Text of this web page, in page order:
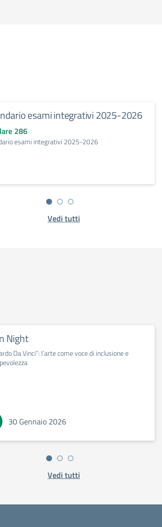
esami integrativi 2025-2026
286
esami integrativi 2025-2026
Vedi tutti
Night
Da Vinci”: l’arte come voce di inclusione e
30 Gennaio 2026
Vedi tutti